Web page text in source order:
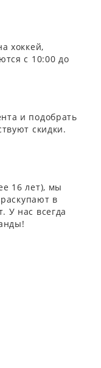
хоккей,
с 10:00 до
и подобрать
скидки.
16 лет), мы
в
У нас всегда